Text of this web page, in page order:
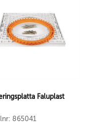
Faluplast
865041